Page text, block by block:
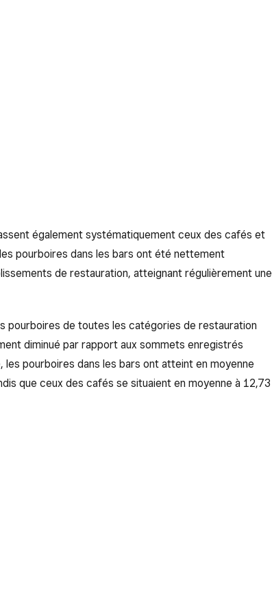
également systématiquement ceux des cafés et
pourboires dans les bars ont été nettement
de restauration, atteignant régulièrement une
pourboires de toutes les catégories de restauration
diminué par rapport aux sommets enregistrés
les pourboires dans les bars ont atteint en moyenne
que ceux des cafés se situaient en moyenne à 12,73